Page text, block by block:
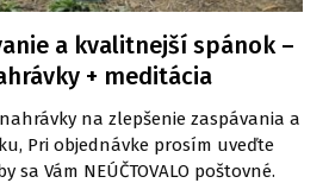
a kvalitnejší spánok –
+ meditácia
na zlepšenie zaspávania a
Pri objednávke prosím uveďte
sa Vám NEÚČTOVALO poštovné.